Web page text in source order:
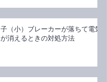
子（小）ブレーカーが落ちて電気
が消えるときの対処方法